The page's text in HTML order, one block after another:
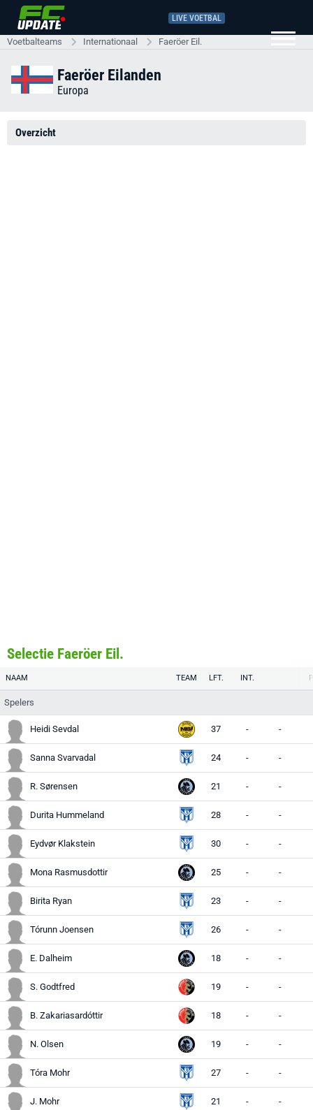
LIVE VOETBAL
Voetbalteams Internationaal Faeröer Eil.
Faeröer Eilanden
Europa
Overzicht
Selectie Faeröer Eil.
NAAM TEAM LFT. INT.
Spelers
Heidi Sevdal 37 - -
Sanna Svarvadal 24 - -
R. Sørensen 21 - -
Durita Hummeland 28 - -
Eydvør Klakstein 30 - -
Mona Rasmusdottir 25 - -
Birita Ryan 23 - -
Tórunn Joensen 26 - -
E. Dalheim 18 - -
S. Godtfred 19 - -
B. Zakariasardóttir 18 - -
N. Olsen 19 - -
Tóra Mohr 27 - -
J. Mohr 21 - -